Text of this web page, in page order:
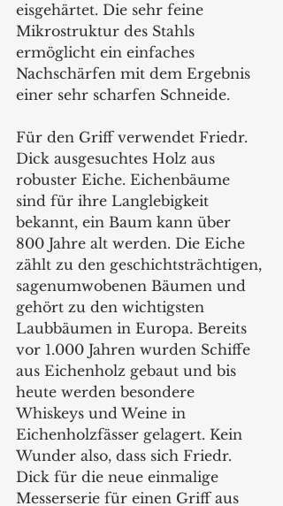
eisgehärtet. Die sehr feine
Mikrostruktur des Stahls
ermöglicht ein einfaches
Nachschärfen mit dem Ergebnis
einer sehr scharfen Schneide.
Für den Griff verwendet Friedr.
Dick ausgesuchtes Holz aus
robuster Eiche. Eichenbäume
sind für ihre Langlebigkeit
bekannt, ein Baum kann über
800 Jahre alt werden. Die Eiche
zählt zu den geschichtsträchtigen,
sagenumwobenen Bäumen und
gehört zu den wichtigsten
Laubbäumen in Europa. Bereits
vor 1.000 Jahren wurden Schiffe
aus Eichenholz gebaut und bis
heute werden besondere
Whiskeys und Weine in
Eichenholzfässer gelagert. Kein
Wunder also, dass sich Friedr.
Dick für die neue einmalige
Messerserie für einen Griff aus